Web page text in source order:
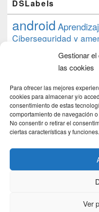
Gestionar
las cookies
Para ofrecer las mejores
cookies para almacenar y/o
consentimiento de estas
comportamiento de navegación
No consentir o retirar el
ciertas características y funciones.
Ver
DSLabels
android
Ciberseguridad y
datos debian
Formación
proyecto PS4 python
raspbian review
tecnológica
transmissiontutorial
Theme: